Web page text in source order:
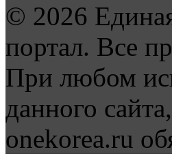
© 2026
портал. Все
При любом
данного
onekorea.ru